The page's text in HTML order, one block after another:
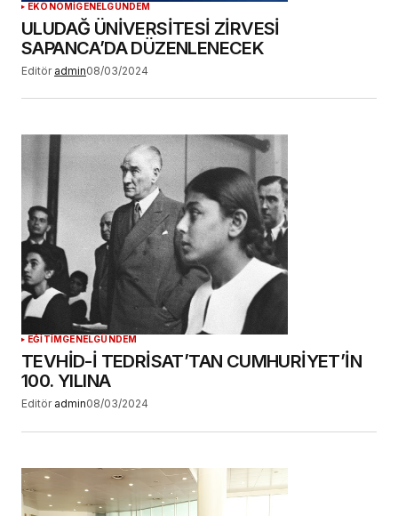
EKONOMİGENELGÜNDEM
ULUDAĞ ÜNİVERSİTESİ ZİRVESİ
SAPANCA’DA DÜZENLENECEK
Editör admin08/03/2024
EĞİTİM GENELGÜNDEM
TEVHİD-İ TEDRİSAT’TAN CUMHURİYET’İN
100. YILINA
Editör admin08/03/2024